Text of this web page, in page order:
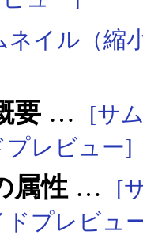
ネイル（縮
要 … [サ
レビュー]
属性 … [
ドプレビュ